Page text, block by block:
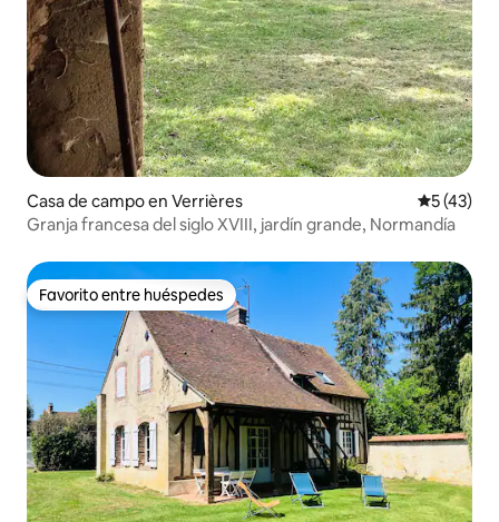
Casa de campo en Verrières
5 (43)
Granja francesa del siglo XVIII, jardín grande, Normandía
Favorito entre huéspedes
Favorito entre huéspedes